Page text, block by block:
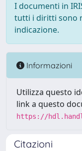
I documenti in
tutti i diritti sono
indicazione.
Informazioni
Utilizza questo
link a questo
https://
Citazioni